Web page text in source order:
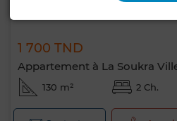
1 700 TND
Appartement à La Soukra
130 m² 2 Ch.